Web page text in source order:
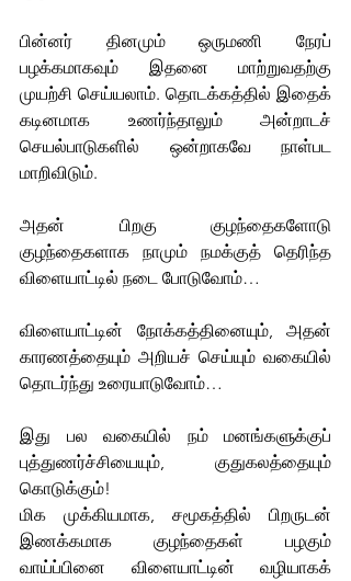
பின்னர் தினமும் ஒருமணி நேரப்
பழக்கமாகவும் இதனை மாற்றுவதற்கு
முயற்சி செய்யலாம். தொடக்கத்தில் இதைக்
கடினமாக உணர்ந்தாலும் அன்றாடச்
செயல்பாடுகளில் ஒன்றாகவே நாள்பட
மாறிவிடும்.
அதன் பிறகு குழந்தைகளோடு
குழந்தைகளாக நாமும் நமக்குத் தெரிந்த
விளையாட்டில் நடை போடுவோம்…
விளையாட்டின் நோக்கத்தினையும், அதன்
காரணத்தையும் அறியச் செய்யும் வகையில்
தொடர்ந்து உரையாடுவோம்…
இது பல வகையில் நம் மனங்களுக்குப்
புத்துணர்ச்சியையும், குதுகலத்தையும்
கொடுக்கும்!
மிக முக்கியமாக, சமூகத்தில் பிறருடன்
இணக்கமாக குழந்தைகள் பழகும்
வாய்ப்பினை விளையாட்டின் வழியாகக்